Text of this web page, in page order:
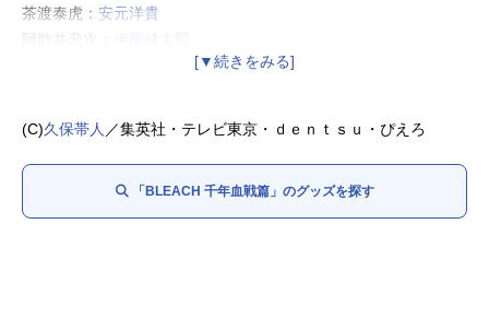
茶渡泰虎： 安元洋貴
阿散井恋次：
山本元柳斎重國：高岡瓶々
鳳橋楼十郎：樫井笙人
久川綾
平子真子：小野坂昌也
(C)久保帯人 ／集英社・テレビ東京・ｄｅｎｔｓｕ・ぴえろ
「BLEACH 千年血戦篇」のグッズを探す